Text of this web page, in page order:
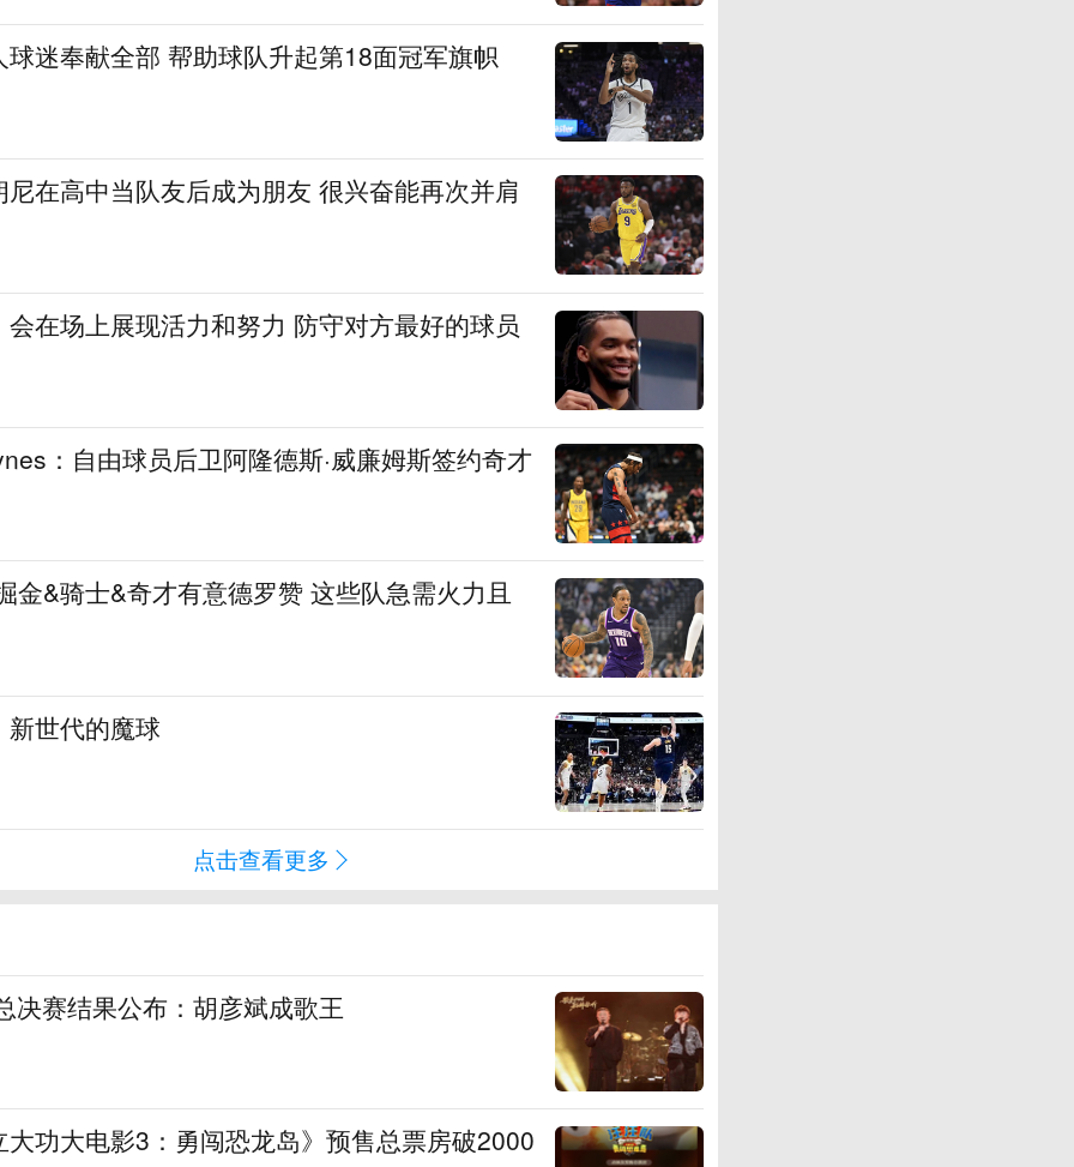
迷奉献全部 帮助球队升起第18面冠军旗帜
在高中当队友后成为朋友 很兴奋能再次并肩
在场上展现活力和努力 防守对方最好的球员
：自由球员后卫阿隆德斯·威廉姆斯签约奇才
金&骑士&奇才有意德罗赞 这些队急需火力且
世代的魔球
点击查看更多
决赛结果公布：胡彦斌成歌王
功大电影3：勇闯恐龙岛》预售总票房破2000